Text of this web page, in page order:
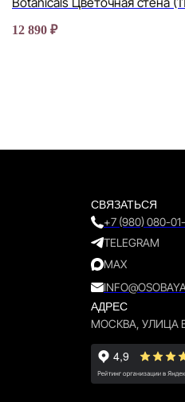
12 890 ₽
СВЯЗАТЬСЯ
+7 (980) 080-
TELEGRAM
MAX
АДРЕС
МОСКВА, УЛИЦА